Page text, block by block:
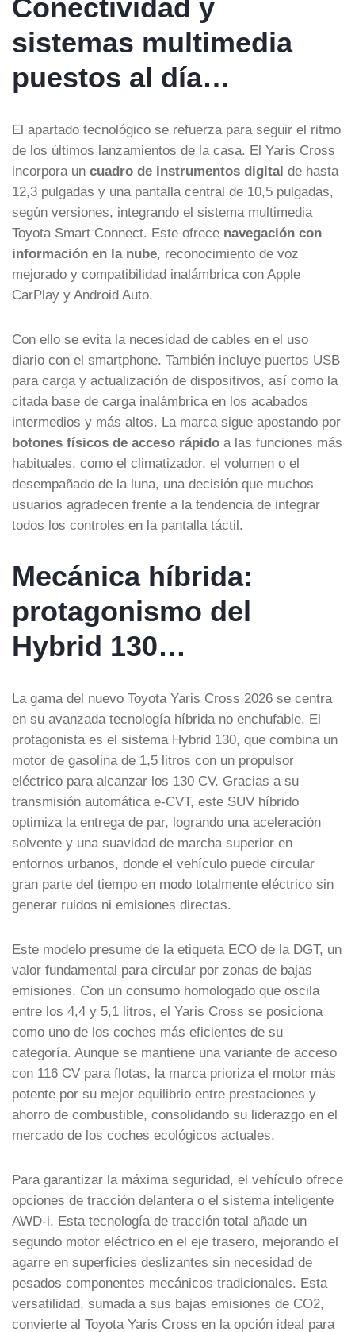
Conectividad y
sistemas multimedia
puestos al día…
El apartado tecnológico se refuerza para seguir el ritmo
de los últimos lanzamientos de la casa. El Yaris Cross
incorpora un cuadro de instrumentos digital de hasta
12,3 pulgadas y una pantalla central de 10,5 pulgadas,
según versiones, integrando el sistema multimedia
Toyota Smart Connect. Este ofrece navegación con
información en la nube, reconocimiento de voz
mejorado y compatibilidad inalámbrica con Apple
CarPlay y Android Auto.
Con ello se evita la necesidad de cables en el uso
diario con el smartphone. También incluye puertos USB
para carga y actualización de dispositivos, así como la
citada base de carga inalámbrica en los acabados
intermedios y más altos. La marca sigue apostando por
botones físicos de acceso rápido a las funciones más
habituales, como el climatizador, el volumen o el
desempañado de la luna, una decisión que muchos
usuarios agradecen frente a la tendencia de integrar
todos los controles en la pantalla táctil.
Mecánica híbrida:
protagonismo del
Hybrid 130…
La gama del nuevo Toyota Yaris Cross 2026 se centra
en su avanzada tecnología híbrida no enchufable. El
protagonista es el sistema Hybrid 130, que combina un
motor de gasolina de 1,5 litros con un propulsor
eléctrico para alcanzar los 130 CV. Gracias a su
transmisión automática e-CVT, este SUV híbrido
optimiza la entrega de par, logrando una aceleración
solvente y una suavidad de marcha superior en
entornos urbanos, donde el vehículo puede circular
gran parte del tiempo en modo totalmente eléctrico sin
generar ruidos ni emisiones directas.
Este modelo presume de la etiqueta ECO de la DGT, un
valor fundamental para circular por zonas de bajas
emisiones. Con un consumo homologado que oscila
entre los 4,4 y 5,1 litros, el Yaris Cross se posiciona
como uno de los coches más eficientes de su
categoría. Aunque se mantiene una variante de acceso
con 116 CV para flotas, la marca prioriza el motor más
potente por su mejor equilibrio entre prestaciones y
ahorro de combustible, consolidando su liderazgo en el
mercado de los coches ecológicos actuales.
Para garantizar la máxima seguridad, el vehículo ofrece
opciones de tracción delantera o el sistema inteligente
AWD-i. Esta tecnología de tracción total añade un
segundo motor eléctrico en el eje trasero, mejorando el
agarre en superficies deslizantes sin necesidad de
pesados componentes mecánicos tradicionales. Esta
versatilidad, sumada a sus bajas emisiones de CO2,
convierte al Toyota Yaris Cross en la opción ideal para